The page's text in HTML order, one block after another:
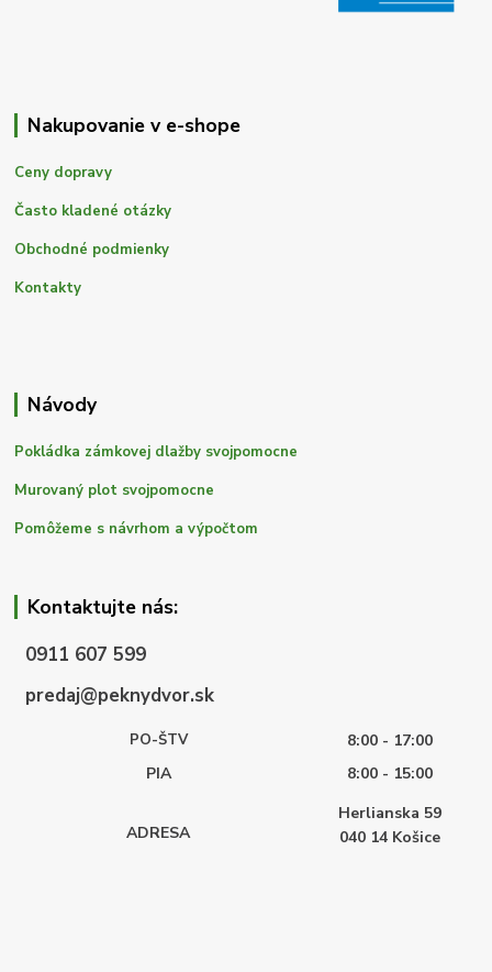
Nakupovanie v e-shope
Ceny dopravy
Často kladené otázky
Obchodné podmienky
Kontakty
Návody
Pokládka zámkovej dlažby svojpomocne
Murovaný plot svojpomocne
Pomôžeme s návrhom a výpočtom
Kontaktujte nás:
0911 607 599
predaj@peknydvor.sk
PO-ŠTV
8:00 - 17:00
PIA
8:00 - 15:00
ADRESA
Herlianska 59
040 14 Košice